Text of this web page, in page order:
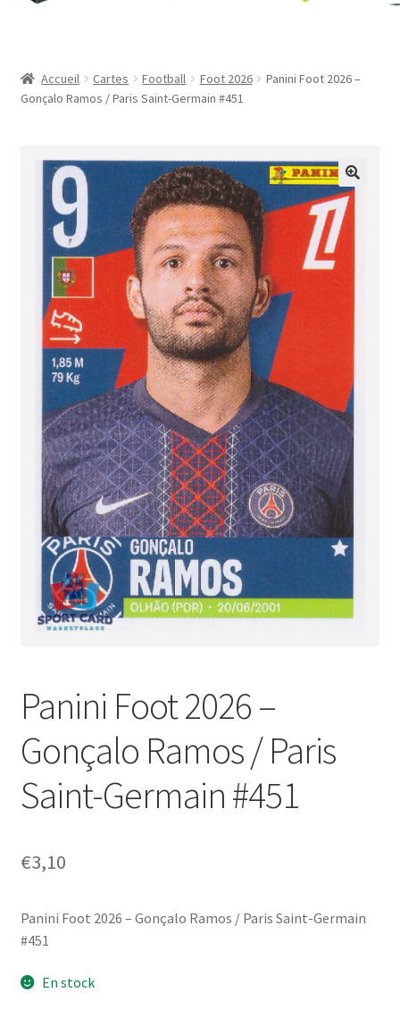
Mon compte
Panier
Validation de la commande
Accueil Cartes Football Foot 2026
Panini Foot 2026 –
Gonçalo Ramos / Paris Saint-Germain #451
Panini Foot 2026 –
Gonçalo Ramos / Paris
Saint-Germain #451
€3,10
Panini Foot 2026 – Gonçalo Ramos / Paris Saint-Germain
#451
En stock